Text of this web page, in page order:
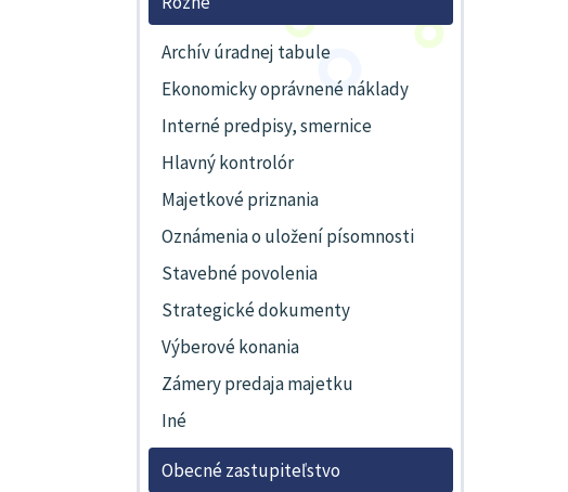
Archív úradnej tabule
Ekonomicky oprávnené náklady
Interné predpisy, smernice
Hlavný kontrolór
Majetkové priznania
Oznámenia o uložení písomnosti
Stavebné povolenia
Strategické dokumenty
Výberové konania
Zámery predaja majetku
Iné
Obecné zastupiteľstvo